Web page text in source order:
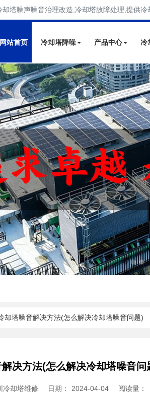
塔噪声噪音治理改造,冷却塔故障处理,提供
网站首页 冷却塔降噪 产品中心 冷
却塔噪音解决方法​(怎么解决冷却塔噪音问题)
决方法​(怎么解决冷却塔噪音问
冷却塔维修 日期： 2024-04-04 阅读量：